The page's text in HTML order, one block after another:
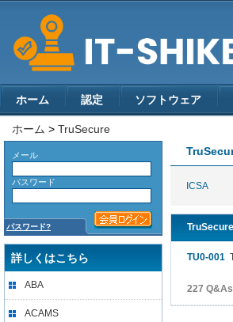
ホーム 認定 ソフトウェア
ホーム > TruSecure
メール
パスワード
パスワード?
詳しくはこちら
ABA
ACAMS
ICSA
TU0-001
227